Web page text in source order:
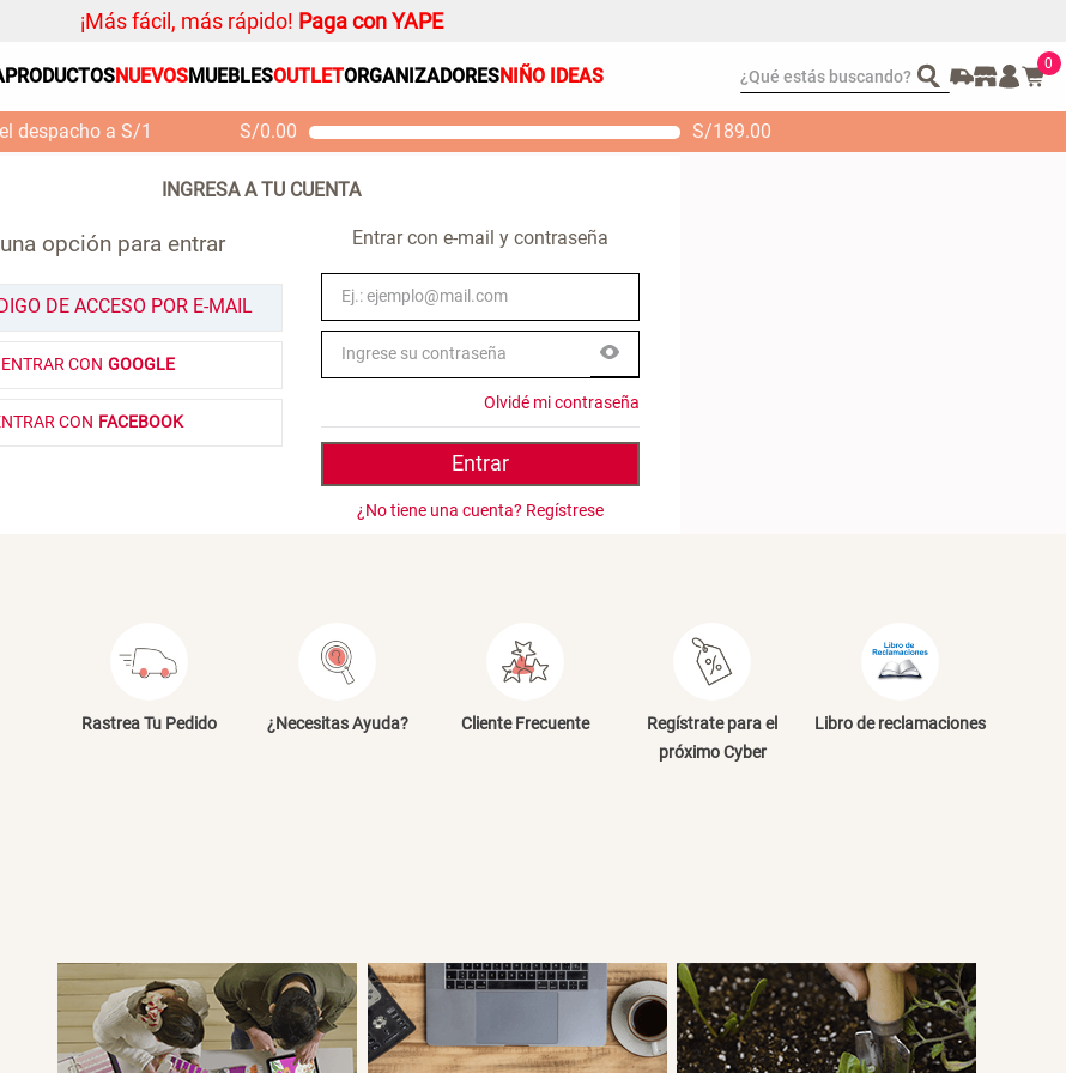
¡Más fácil, más rápido! Paga con YAPE
PRODUCTOSNUEVOSMUEBLESOUTLETORGANIZADORESNIÑO IDEAS ¿Qué estás buscando? 0
despacho a S/1 S/0.00 S/189.00
opción para entrar
DE ACCESO POR E-MAIL
ENTRAR CON GOOGLE
CON FACEBOOK
Entrar con e-mail y contraseña
Olvidé mi contraseña
Entrar
¿No tiene una cuenta? Regístrese
Rastrea Tu Pedido ¿Necesitas Ayuda? Cliente Frecuente
Regístrate para el
próximo Cyber
Libro de reclamaciones
Bambú Inodoro con
Puerta 65x28x171 cm
S/ 349.00S/ 261.00 S/ 104.00
Organizador
Cojin
Almohada
Mantel
Platos